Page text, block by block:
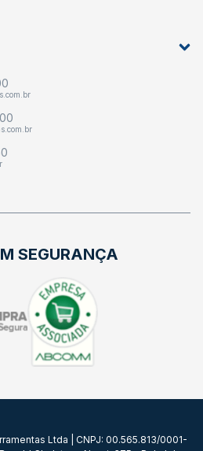
SEGURANÇA
Ltda | CNPJ: 00.565.813/0001-